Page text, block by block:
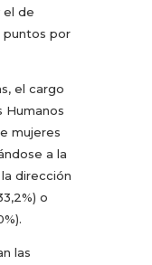
el de
puntos por
el cargo
Humanos
mujeres
a la
dirección
o
las